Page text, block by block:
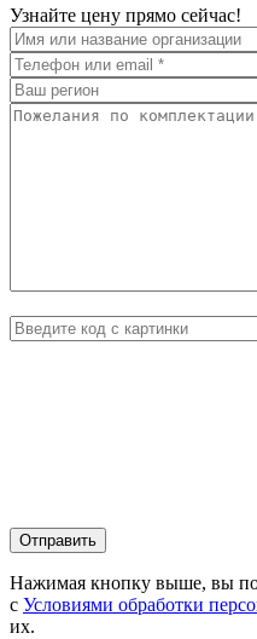
Узнайте цену прямо сейчас!
Нажимая кнопку выше, вы
с Условиями обработки
их.